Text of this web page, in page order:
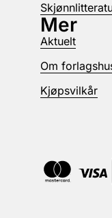
Mer
Aktuelt
Om
Kjøpsvilkår